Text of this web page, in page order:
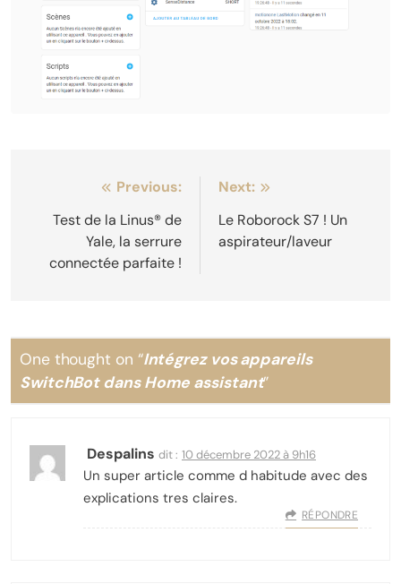
Navigation
de
l’article
Previous:
Test de la Linus® de
Yale, la serrure
connectée parfaite !
Next:
Le Roborock S7 ! Un
aspirateur/laveur
One thought on “Intégrez vos appareils
SwitchBot dans Home assistant”
Despalins dit : 10 décembre 2022 à 9h16
Un super article comme d habitude avec des
explications tres claires.
RÉPONDRE